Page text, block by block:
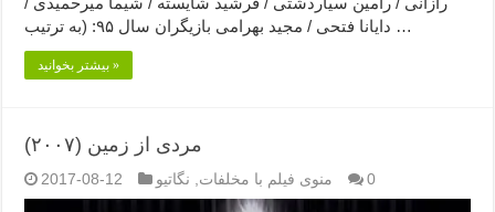
دایانا فتحی / مجید بهرامی بازیگران سال ۹۵: (به ترتیب …
بیشتر بخوانید »
مردی از زمین (۲۰۰۷)
2017-08-12 منوی فیلم با مخلفات نگاتیو 0